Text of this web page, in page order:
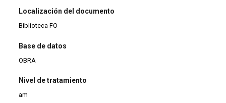
Localización del documento
Biblioteca FO
Base de datos
OBRA
Nivel de tratamiento
am